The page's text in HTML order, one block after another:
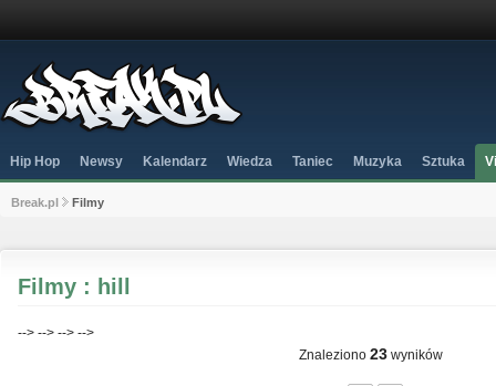
Hip Hop Newsy Kalendarz Wiedza Taniec Muzyka Sztuka
Break.pl Filmy
Filmy : hill
--> --> --> -->
Znaleziono 23 wyników